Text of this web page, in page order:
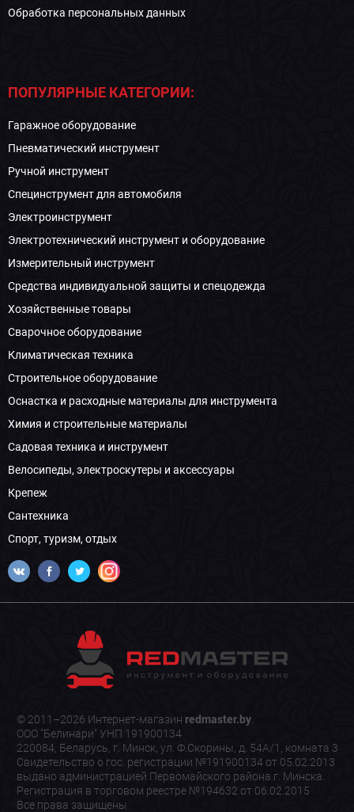
Обработка персональных данных
ПОПУЛЯРНЫЕ КАТЕГОРИИ:
Гаражное оборудование
Пневматический инструмент
Ручной инструмент
Специнструмент для автомобиля
Электроинструмент
Электротехнический инструмент и оборудование
Измерительный инструмент
Средства индивидуальной защиты и спецодежда
Хозяйственные товары
Сварочное оборудование
Климатическая техника
Строительное оборудование
Оснастка и расходные материалы для инструмента
Химия и строительные материалы
Садовая техника и инструмент
Велосипеды, электроскутеры и аксессуары
Крепеж
Сантехника
Спорт, туризм, отдых
© 2011–2026 Интернет-магазин redmaster.by.
ООО "Белинари" УНП 191900134
220084, Беларусь, г. Минск, ул. Ф.Скорины, д. 54А/1, комната 3
Свидетельство о гос. регистрации №191900134 от 05.02.2013
выдано администрацией Первомайского района г. Минска.
Регистрация в торговом реестре №194632 от 06.02.2015
Все права защищены